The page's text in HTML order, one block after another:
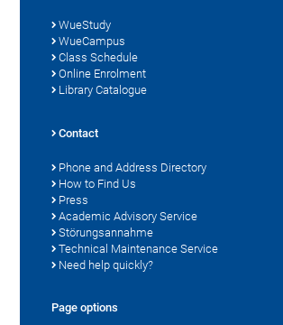
WueStudy
WueCampus
Class Schedule
Online Enrolment
Library Catalogue
Contact
Phone and Address Directory
How to Find Us
Press
Academic Advisory Service
Störungsannahme
Technical Maintenance Service
Need help quickly?
Page options